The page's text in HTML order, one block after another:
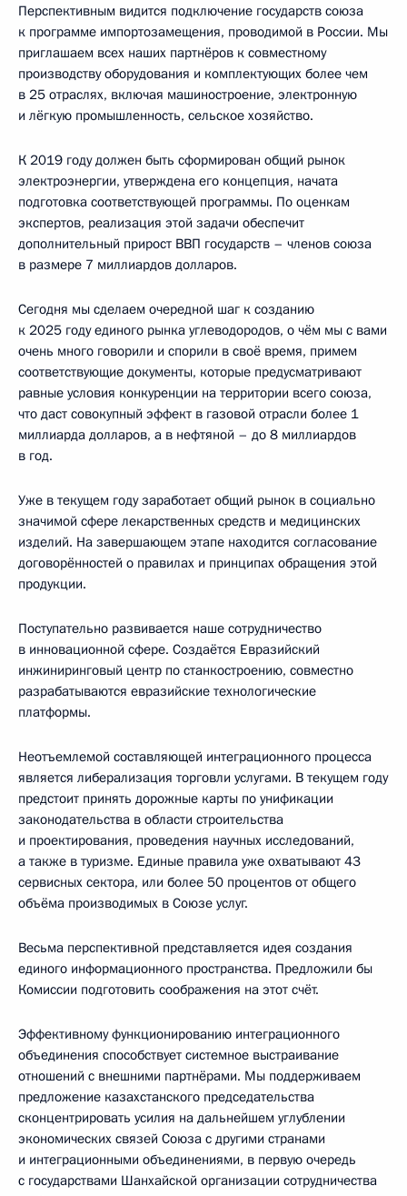
Перспективным видится подключение государств союза
к программе импортозамещения, проводимой в России. Мы
приглашаем всех наших партнёров к совместному
производству оборудования и комплектующих более чем
в 25 отраслях, включая машиностроение, электронную
и лёгкую промышленность, сельское хозяйство.
К 2019 году должен быть сформирован общий рынок
электроэнергии, утверждена его концепция, начата
подготовка соответствующей программы. По оценкам
экспертов, реализация этой задачи обеспечит
дополнительный прирост ВВП государств – членов союза
в размере 7 миллиардов долларов.
Сегодня мы сделаем очередной шаг к созданию
к 2025 году единого рынка углеводородов, о чём мы с вами
очень много говорили и спорили в своё время, примем
соответствующие документы, которые предусматривают
равные условия конкуренции на территории всего союза,
что даст совокупный эффект в газовой отрасли более 1
миллиарда долларов, а в нефтяной – до 8 миллиардов
в год.
Уже в текущем году заработает общий рынок в социально
значимой сфере лекарственных средств и медицинских
изделий. На завершающем этапе находится согласование
договорённостей о правилах и принципах обращения этой
продукции.
Поступательно развивается наше сотрудничество
в инновационной сфере. Создаётся Евразийский
инжиниринговый центр по станкостроению, совместно
разрабатываются евразийские технологические
платформы.
Неотъемлемой составляющей интеграционного процесса
является либерализация торговли услугами. В текущем году
предстоит принять дорожные карты по унификации
законодательства в области строительства
и проектирования, проведения научных исследований,
а также в туризме. Единые правила уже охватывают 43
сервисных сектора, или более 50 процентов от общего
объёма производимых в Союзе услуг.
Весьма перспективной представляется идея создания
единого информационного пространства. Предложили бы
Комиссии подготовить соображения на этот счёт.
Эффективному функционированию интеграционного
объединения способствует системное выстраивание
отношений с внешними партнёрами. Мы поддерживаем
предложение казахстанского председательства
сконцентрировать усилия на дальнейшем углублении
экономических связей Союза с другими странами
и интеграционными объединениями, в первую очередь
с государствами Шанхайской организации сотрудничества